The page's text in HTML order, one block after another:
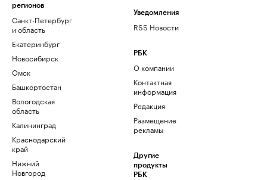
регионов
Санкт-Петербург
и область
Екатеринбург
Новосибирск
Омск
Башкортостан
Вологодская
область
Калининград
Краснодарский
край
Нижний
Новгород
Уведомления
RSS Новости
РБК
О компании
Контактная
информация
Редакция
Размещение
рекламы
Другие
продукты
РБК